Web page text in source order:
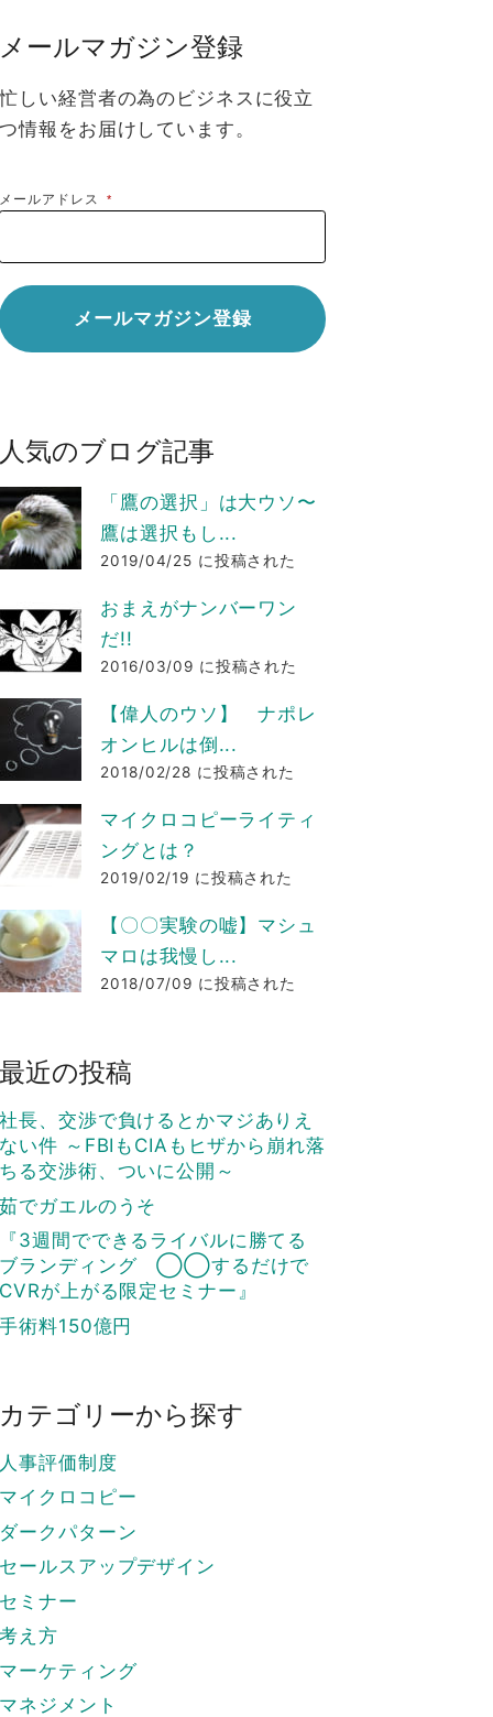
メールマガジン登録
忙しい経営者の為のビジネスに役立
つ情報をお届けしています。
メールアドレス*
人気のブログ記事
「鷹の選択」は大ウソ〜
鷹は選択もし...
2019/04/25 に投稿された
おまえがナンバーワン
だ!!
2016/03/09 に投稿された
【偉人のウソ】 ナポレ
オンヒルは倒...
2018/02/28 に投稿された
マイクロコピーライティ
ングとは？
2019/02/19 に投稿された
【〇〇実験の嘘】マシュ
マロは我慢し...
2018/07/09 に投稿された
最近の投稿
社長、交渉で負けるとかマジありえ
ない件 ～FBIもCIAもヒザから崩れ落
ちる交渉術、ついに公開～
茹でガエルのうそ
『3週間でできるライバルに勝てる
ブランディング ◯◯するだけで
CVRが上がる限定セミナー』
手術料150億円
カテゴリーから探す
人事評価制度
マイクロコピー
ダークパターン
セールスアップデザイン
セミナー
考え方
マーケティング
マネジメント